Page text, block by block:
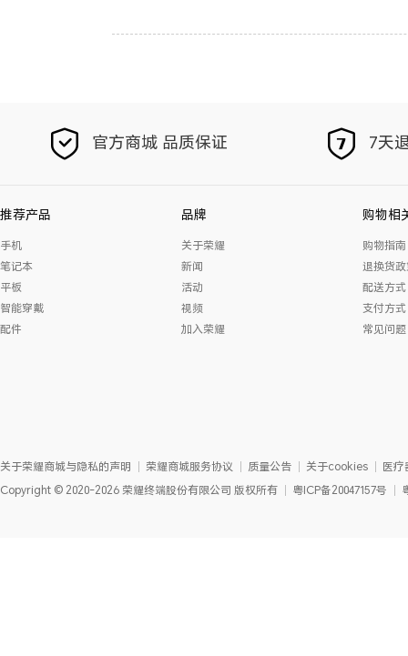
官方商城 品质保证 7天
推荐产品
手机
笔记本
平板
智能穿戴
配件
品牌
关于荣耀
新闻
活动
视频
加入荣耀
购物相
购物指南
退换货
配送方式
支付方式
常见问题
关于荣耀商城与隐私的声明 荣耀商城服务协议 质量公告 关于cookies
医疗
Copyright © 2020-2026 荣耀终端股份有限公司 版权所有 粤ICP备20047157号